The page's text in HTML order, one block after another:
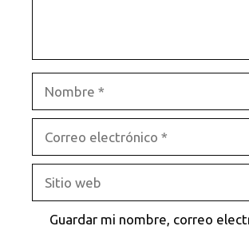
electrónico
web
Guardar mi nombre, correo